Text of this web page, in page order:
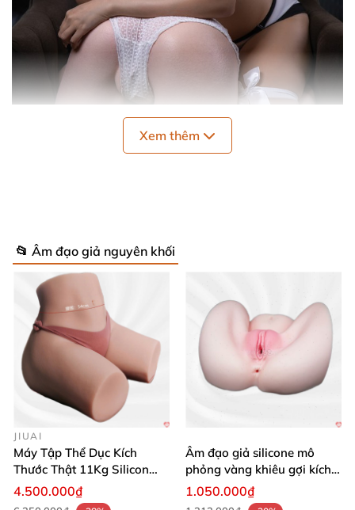
Xem thêm
📂 Âm đạo giả nguyên khối
JIUAI
Máy Tập Thể Dục Kích
Thước Thật 11Kg Silicon
Cao Cấp Nhật Bản
4.500.000₫
Âm đạo giả silicone mô
phỏng vàng khiêu gợi kích
thích mua
1.050.000₫